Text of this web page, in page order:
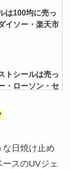
は100均に売っ
イソー・楽天市
トシールは売っ
・ローソン・セ
・コンビニ・ゲ
査！
な日焼け止め
スのUVジェ